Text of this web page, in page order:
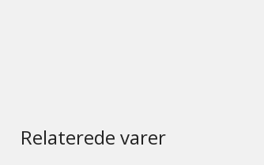
Relaterede varer